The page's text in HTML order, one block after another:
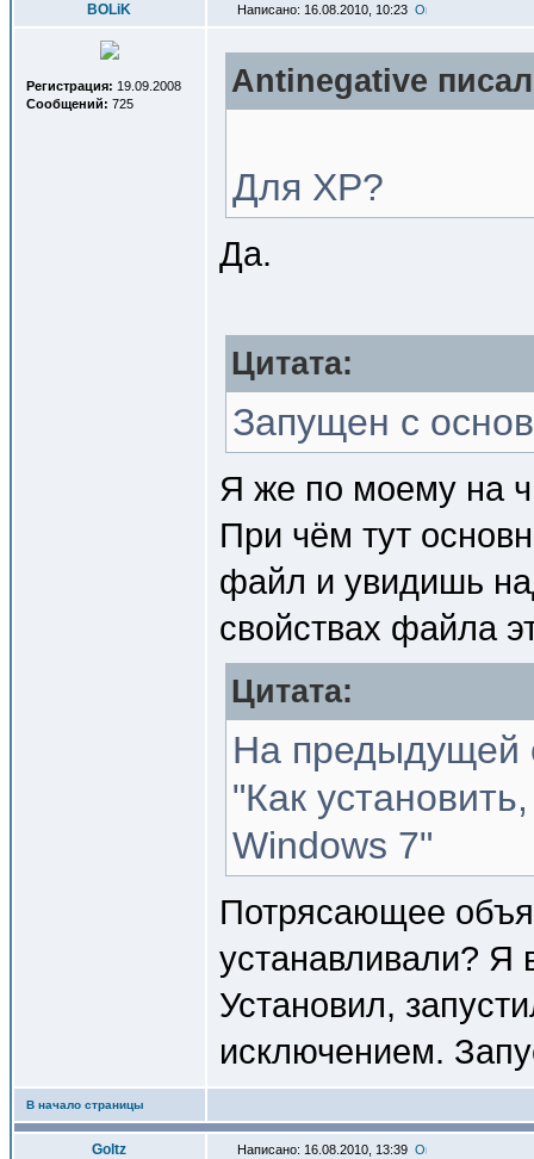
BOLiK Написано: 16.08.2010, 10:23
Регистрация: 19.09.2008
Сообщений: 725
Antinegative
Для XP?
Да.
Цитата:
Запущен с
Я же по моему на
При чём тут
файл и увидишь
свойствах файла
Цитата:
На предыдущей
"Как
Windows 7"
Потрясающее
устанавливали? Я
Установил,
исключением.
В начало страницы
Goltz Написано: 16.08.2010, 13:39